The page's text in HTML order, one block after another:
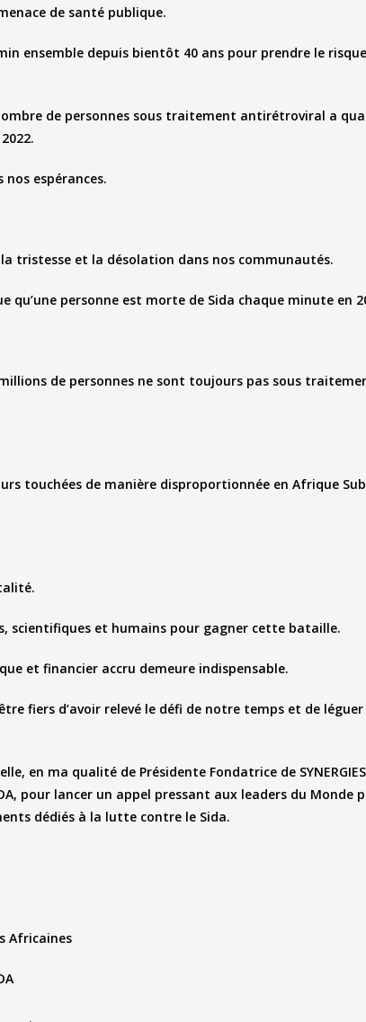
de santé publique.
ensemble depuis bientôt 40 ans pour prendre le
de personnes sous traitement antirétroviral a
nos espérances.
tristesse et la désolation dans nos communautés.
qu’une personne est morte de Sida chaque minute en
de personnes ne sont toujours pas sous
touchées de manière disproportionnée en Afrique
scientifiques et humains pour gagner cette bataille.
et financier accru demeure indispensable.
fiers d’avoir relevé le défi de notre temps et de
en ma qualité de Présidente Fondatrice de SYNERGIES
pour lancer un appel pressant aux leaders du Monde
dédiés à la lutte contre le Sida.
Africaines